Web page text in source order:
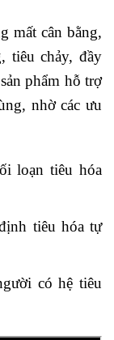
mất cân bằng,
tiêu chảy, đầy
phẩm hỗ trợ
nhờ các ưu
loạn tiêu hóa
tiêu hóa tự
có hệ tiêu